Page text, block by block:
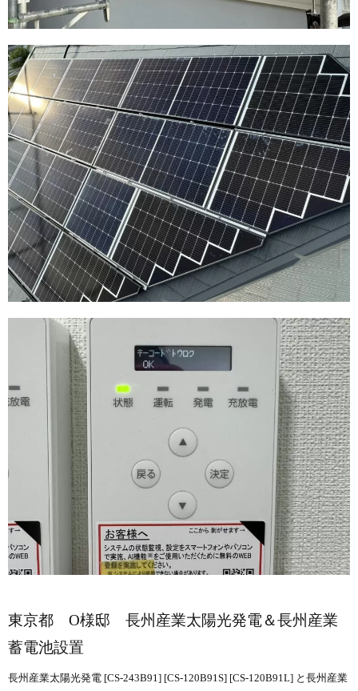
東京都 O様邸 長州産業太陽光発電＆長州産業
蓄電池設置
長州産業太陽光発電 [CS-243B91] [CS-120B91S] [CS-120B91L] と長州産業